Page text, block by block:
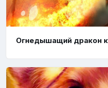
Огнедышащий дракон